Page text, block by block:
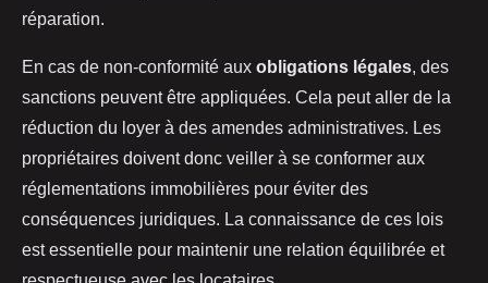
réparation.
En cas de non-conformité aux obligations légales, des
sanctions peuvent être appliquées. Cela peut aller de la
réduction du loyer à des amendes administratives. Les
propriétaires doivent donc veiller à se conformer aux
réglementations immobilières pour éviter des
conséquences juridiques. La connaissance de ces lois
est essentielle pour maintenir une relation équilibrée et